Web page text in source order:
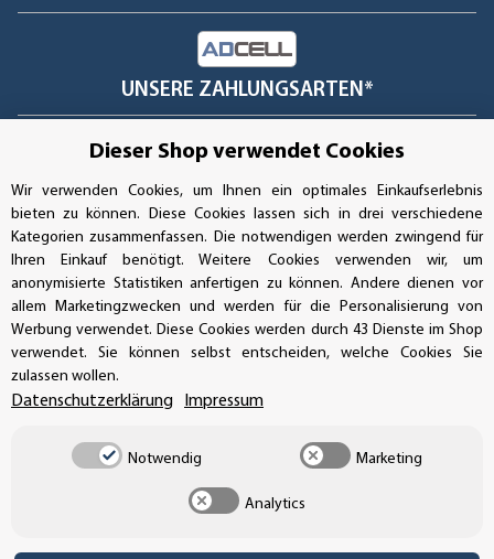
UNSERE ZAHLUNGSARTEN*
SSL-Verschlüsselung
UNSER VERSANDDIENSTLEISTER
Dieser Shop verwendet Cookies
Wir verwenden Cookies, um Ihnen ein optimales Einkaufserlebnis
bieten zu können. Diese Cookies lassen sich in drei verschiedene
Kategorien zusammenfassen. Die notwendigen werden zwingend für
Ihren Einkauf benötigt. Weitere Cookies verwenden wir, um
anonymisierte Statistiken anfertigen zu können. Andere dienen vor
allem Marketingzwecken und werden für die Personalisierung von
Werbung verwendet. Diese Cookies werden durch 43 Dienste im Shop
verwendet. Sie können selbst entscheiden, welche Cookies Sie
zulassen wollen.
Datenschutzerklärung Impressum
Notwendig Marketing
Analytics